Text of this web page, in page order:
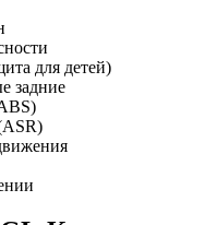
для детей)
задние